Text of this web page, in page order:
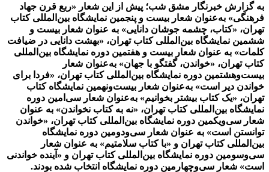
به گزارش خبرنگار مشق شب؛ پیش از این شعار «ربع قرن جهاد
فرهنگی» به‌عنوان شعار بیست و پنجمین نمایشگاه بین‌المللی کتاب
تهران، «کتاب، چشمه جوشان دانایی» به عنوان شعار بیست و
ششمین نمایشگاه بین‌المللی کتاب تهران، «بهشت دانایی در ضیافت
کلمات» به عنوان شعار بیست و هفتمین دوره نمایشگاه بین‌المللی
کتاب تهران، «خواندن، گفتگو با جهان» به‌عنوان شعار
بیست‌وهشتمین دوره نمایشگاه بین‌المللی کتاب تهران، «فردا برای
خواندن دیر است» به‌عنوان شعار بیست‌ونهمین نمایشگاه کتاب
تهران، «یک کتاب بیشتر بخوانیم» به‌عنوان شعار سی‌امین دوره
نمایشگاه بین‌المللی کتاب تهران، «نه به کتاب نخواندن» به عنوان
شعار سی‌ویکمین دوره نمایشگاه بین‌المللی کتاب تهران، «خواندن
توانستن است» به عنوان شعار سی‌ودومین دوره نمایشگاه
بین‌المللی کتاب تهران و «با کتاب سلامتیم» به عنوان شعار
سی‌وسومین دوره نمایشگاه بین‌المللی کتاب تهران و «آینده خواندنی
است» شعار سی‌وچهارمین دوره نمایشگاه انتخاب شده بودند.